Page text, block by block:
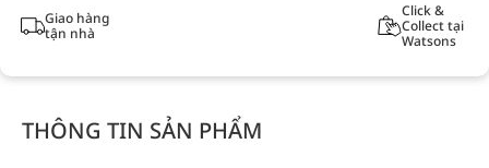
Giao hàng
tận nhà
Click &
Collect tại
Watsons
THÔNG TIN SẢN PHẨM